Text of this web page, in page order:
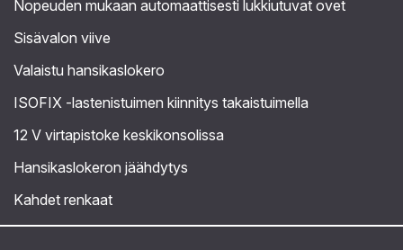
Nopeuden mukaan automaattisesti lukkiutuvat ovet
Sisävalon viive
Valaistu hansikaslokero
ISOFIX -lastenistuimen kiinnitys takaistuimella
12 V virtapistoke keskikonsolissa
Hansikaslokeron jäähdytys
Kahdet renkaat